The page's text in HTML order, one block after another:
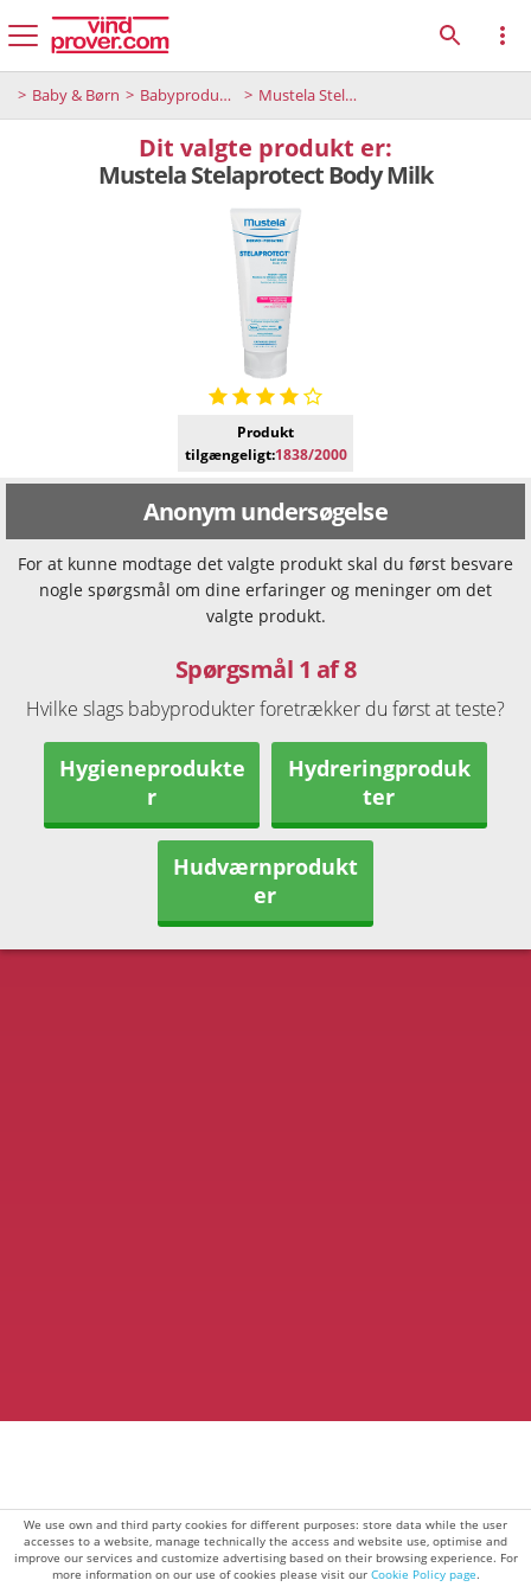
Baby & Børn Babyprodukter Mustela Stelaprotect Body Milk
Dit valgte produkt er:
Mustela Stelaprotect Body Milk
Produkt
tilgængeligt:1838/2000
Anonym undersøgelse
For at kunne modtage det valgte produkt skal du først besvare
nogle spørgsmål om dine erfaringer og meninger om det
valgte produkt.
Spørgsmål 1 af 8
Hvilke slags babyprodukter foretrækker du først at teste?
Hygieneprodukte
r
Hydreringproduk
ter
Hudværnprodukt
er
We use own and third party cookies for different purposes: store data while the user
accesses to a website, manage technically the access and website use, optimise and
improve our services and customize advertising based on their browsing experience. For
more information on our use of cookies please visit our Cookie Policy page.